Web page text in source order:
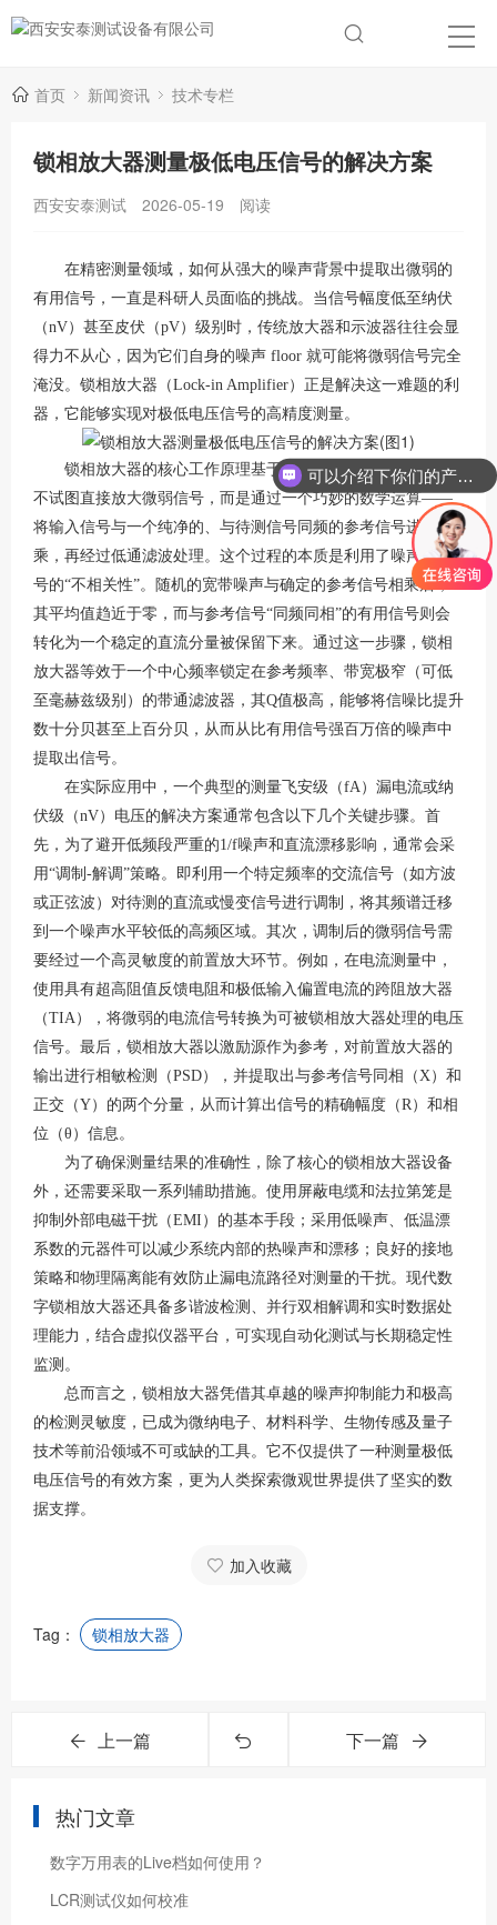
首页 新闻资讯 技术专栏
锁相放大器测量极低电压信号的解决方案
西安安泰测试 2026-05-19 阅读
在精密测量领域，如何从强大的噪声背景中提取出微弱的
有用信号，一直是科研人员面临的挑战。当信号幅度低至纳伏
（nV）甚至皮伏（pV）级别时，传统放大器和示波器往往会显
得力不从心，因为它们自身的噪声 floor 就可能将微弱信号完全
淹没。锁相放大器（Lock-in Amplifier）正是解决这一难题的利
器，它能够实现对极低电压信号的高精度测量。
锁相放大器的核心工作原理基于“互相关检测”技术。它并
不试图直接放大微弱信号，而是通过一个巧妙的数学运算——
将输入信号与一个纯净的、与待测信号同频的参考信号进行相
乘，再经过低通滤波处理。这个过程的本质是利用了噪声与信
号的“不相关性”。随机的宽带噪声与确定的参考信号相乘后，
其平均值趋近于零，而与参考信号“同频同相”的有用信号则会
转化为一个稳定的直流分量被保留下来。通过这一步骤，锁相
放大器等效于一个中心频率锁定在参考频率、带宽极窄（可低
至毫赫兹级别）的带通滤波器，其Q值极高，能够将信噪比提升
数十分贝甚至上百分贝，从而从比有用信号强百万倍的噪声中
提取出信号。
在实际应用中，一个典型的测量飞安级（fA）漏电流或纳
伏级（nV）电压的解决方案通常包含以下几个关键步骤。首
先，为了避开低频段严重的1/f噪声和直流漂移影响，通常会采
用“调制-解调”策略。即利用一个特定频率的交流信号（如方波
或正弦波）对待测的直流或慢变信号进行调制，将其频谱迁移
到一个噪声水平较低的高频区域。其次，调制后的微弱信号需
要经过一个高灵敏度的前置放大环节。例如，在电流测量中，
使用具有超高阻值反馈电阻和极低输入偏置电流的跨阻放大器
（TIA），将微弱的电流信号转换为可被锁相放大器处理的电压
信号。最后，锁相放大器以激励源作为参考，对前置放大器的
输出进行相敏检测（PSD），并提取出与参考信号同相（X）和
正交（Y）的两个分量，从而计算出信号的精确幅度（R）和相
位（θ）信息。
为了确保测量结果的准确性，除了核心的锁相放大器设备
外，还需要采取一系列辅助措施。使用屏蔽电缆和法拉第笼是
抑制外部电磁干扰（EMI）的基本手段；采用低噪声、低温漂
系数的元器件可以减少系统内部的热噪声和漂移；良好的接地
策略和物理隔离能有效防止漏电流路径对测量的干扰。现代数
字锁相放大器还具备多谐波检测、并行双相解调和实时数据处
理能力，结合虚拟仪器平台，可实现自动化测试与长期稳定性
监测。
总而言之，锁相放大器凭借其卓越的噪声抑制能力和极高
的检测灵敏度，已成为微纳电子、材料科学、生物传感及量子
技术等前沿领域不可或缺的工具。它不仅提供了一种测量极低
电压信号的有效方案，更为人类探索微观世界提供了坚实的数
据支撑。
加入收藏
Tag： 锁相放大器
上一篇 下一篇
热门文章
数字万用表的Live档如何使用？
LCR测试仪如何校准
可以介绍下你们的产品么？